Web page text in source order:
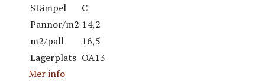
Stämpel
C
Pannor/m2 14,2
m2/pall
16,5
Lagerplats OA13
Mer info